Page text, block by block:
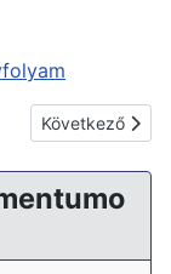
Következő
Következő